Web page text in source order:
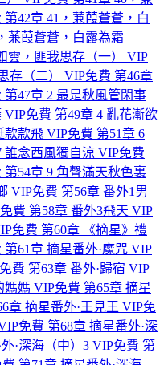
第42章 41，蒹葭蒼蒼，白
蒹葭蒼蒼，白露為霜
雲，匪我思存（一）
VIP
存（二） VIP免費 第46章
第47章 2 最是秋風管閑事
VIP免費 第49章 4 亂花漸欲
款款飛 VIP免費 第51章 6
誰念西風獨自涼 VIP免費
第54章 9 角聲滿天秋色裏
VIP免費 第56章 番外1男
費 第58章 番外3飛天 VIP
免費 第60章 《摘星》禮
第61章 摘星番外·魔咒 VIP
費 第63章 番外·歸宿 VIP
媽媽 VIP免費 第65章 摘星
章 摘星番外·王見王 VIP免
免費 第68章 摘星番外·深
·深海（中）3 VIP免費 第